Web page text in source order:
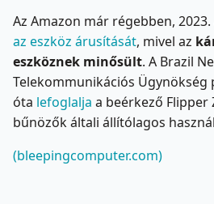
Az Amazon már régebben,
az eszköz árusítását, mivel az
eszköznek minősült. A Brazil
Telekommunikációs Ügynökség
óta lefoglalja a beérkező Flipper
bűnözők általi állítólagos
(bleepingcomputer.com)